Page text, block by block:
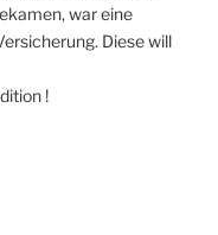
war eine
Diese will
!